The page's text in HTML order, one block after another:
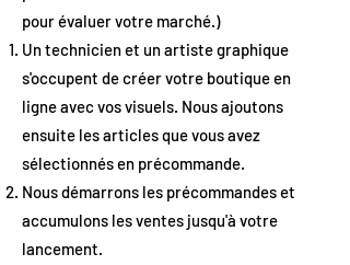
pour évaluer votre marché.)
Un technicien et un artiste graphique
s'occupent de créer votre boutique en
ligne avec vos visuels. Nous ajoutons
ensuite les articles que vous avez
sélectionnés en précommande.
Nous démarrons les précommandes et
accumulons les ventes jusqu'à votre
lancement.